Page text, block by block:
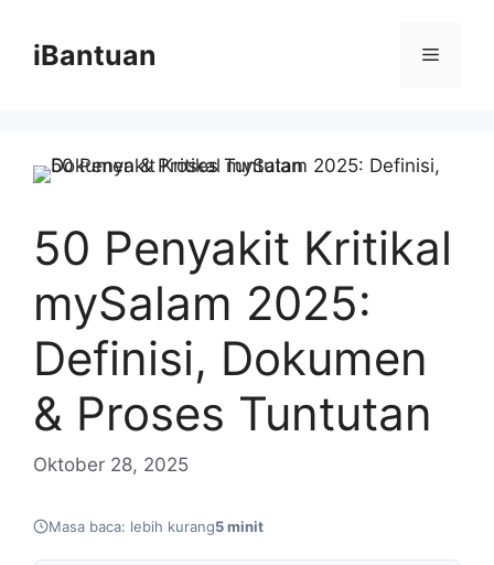
contentiBantuan Menu
50 Penyakit Kritikal
mySalam 2025:
Definisi, Dokumen
& Proses Tuntutan
Oktober 28, 2025
Masa baca: lebih kurang5 minit